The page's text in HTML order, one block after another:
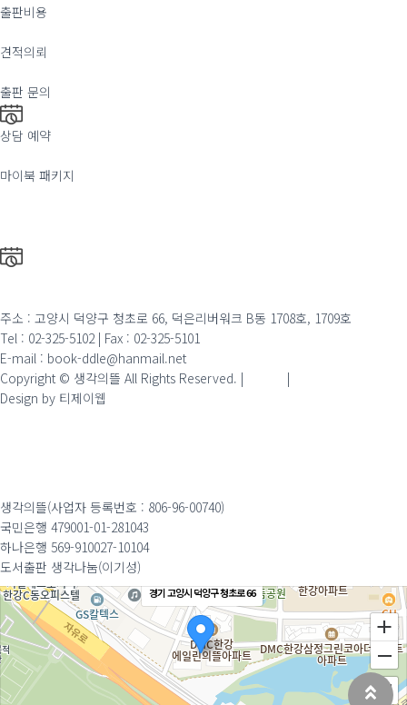
출판비용
견적의뢰
출판 문의
상담 예약
마이북 패키지
주소 : 고양시 덕양구 청초로 66, 덕은리버워크 B동 1708호, 1709호
Tel : 02-325-5102 | Fax : 02-325-5101
E-mail : book-ddle@hanmail.net
Copyright © 생각의뜰 All Rights Reserved. |
|
Design by 티제이웹
생각의뜰(사업자 등록번호 : 806-96-00740)
국민은행 479001-01-281043
하나은행 569-910027-10104
도서출판 생각나눔(이기성)
경기 고양시 덕양구 청초로 66